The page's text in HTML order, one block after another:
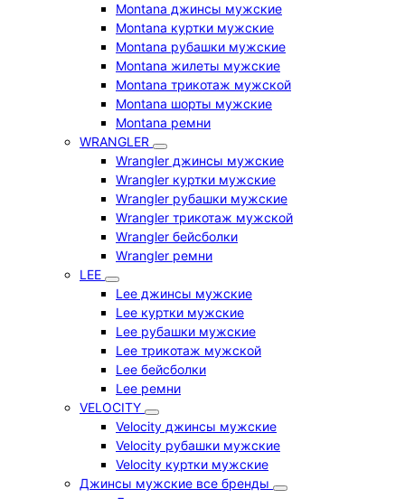
Montana джинсы мужские
Montana куртки мужские
Montana рубашки мужские
Montana жилеты мужские
Montana трикотаж мужской
Montana шорты мужские
Montana ремни
WRANGLER
Wrangler джинсы мужские
Wrangler куртки мужские
Wrangler рубашки мужские
Wrangler трикотаж мужской
Wrangler бейсболки
Wrangler ремни
LEE
Lee джинсы мужские
Lee куртки мужские
Lee рубашки мужские
Lee трикотаж мужской
Lee бейсболки
Lee ремни
VELOCITY
Velocity джинсы мужские
Velocity рубашки мужские
Velocity куртки мужские
Джинсы мужские все бренды